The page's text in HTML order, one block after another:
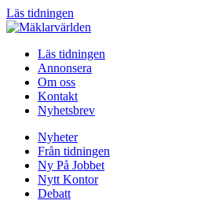
Läs tidningen
Läs tidningen
Annonsera
Om oss
Kontakt
Nyhetsbrev
Nyheter
Från tidningen
Ny På Jobbet
Nytt Kontor
Debatt